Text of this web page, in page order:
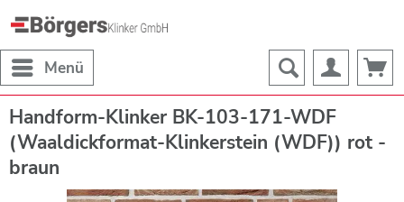
Menü
Handform-Klinker BK-103-171-WDF
(Waaldickformat-Klinkerstein (WDF)) rot -
braun